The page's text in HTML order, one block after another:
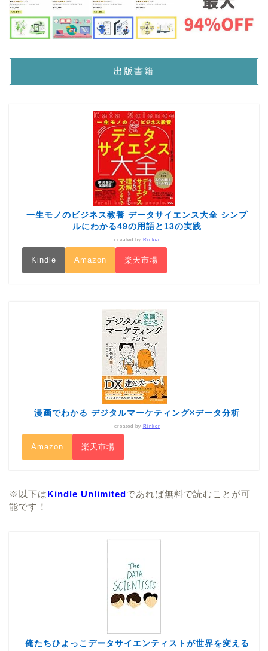
出版書籍
一生モノのビジネス教養 データサイエンス大全 シンプ
ルにわかる49の用語と13の実践
created by Rinker
Kindle Amazon 楽天市場
漫画でわかる デジタルマーケティング×データ分析
created by Rinker
Amazon 楽天市場
※以下は Kindle Unlimited であれば無料で読むことが可
能です！
俺たちひよっこデータサイエンティストが世界を変える